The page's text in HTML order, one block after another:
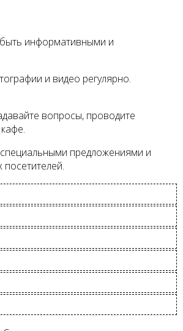
быть информативными и
и видео регулярно.
вопросы, проводите
предложениями и